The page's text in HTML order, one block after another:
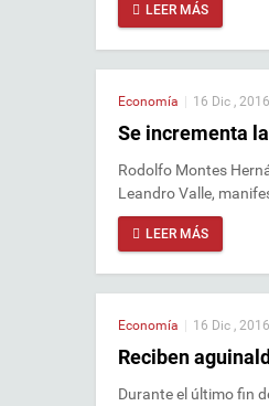
LEER MÁS
Economía 16 Dic , 2016
Se incrementa
Rodolfo Montes
Leandro Valle,
LEER MÁS
Economía 16 Dic , 2016
Reciben
Durante el último fin